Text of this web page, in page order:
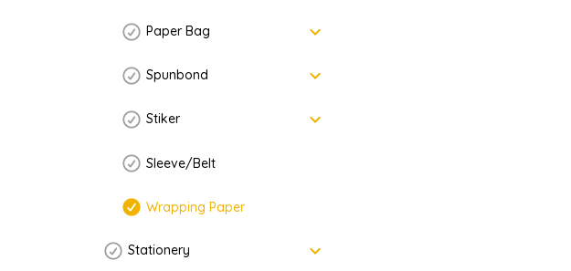
Paper Bag keyboard_arrow_down
Spunbond keyboard_arrow_down
Stiker keyboard_arrow_down
Sleeve/Belt
Wrapping Paper
Stationery keyboard_arrow_down